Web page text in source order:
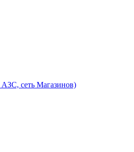
АЗС, сеть Магазинов)